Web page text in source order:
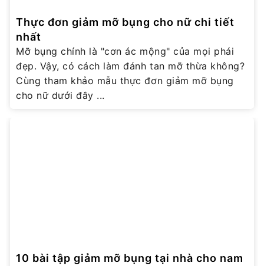
Thực đơn giảm mỡ bụng cho nữ chi tiết
nhất
Mỡ bụng chính là "cơn ác mộng" của mọi phái
đẹp. Vậy, có cách làm đánh tan mỡ thừa không?
Cùng tham khảo mẫu thực đơn giảm mỡ bụng
cho nữ dưới đây ...
10 bài tập giảm mỡ bụng tại nhà cho nam